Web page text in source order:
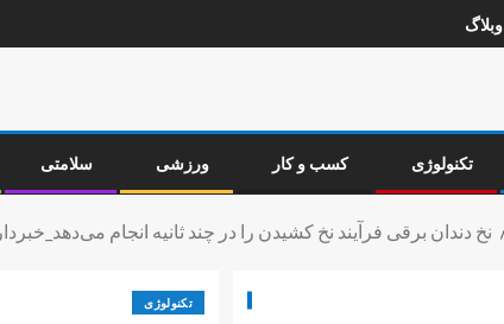
وبلاگ
تکنولوژی کسب و کار ورزشی سلامتی
نخ دندان برقی فرآیند نخ کشیدن را در چند ثانیه انجام می‌دهد_خبردار
تکنولوژی